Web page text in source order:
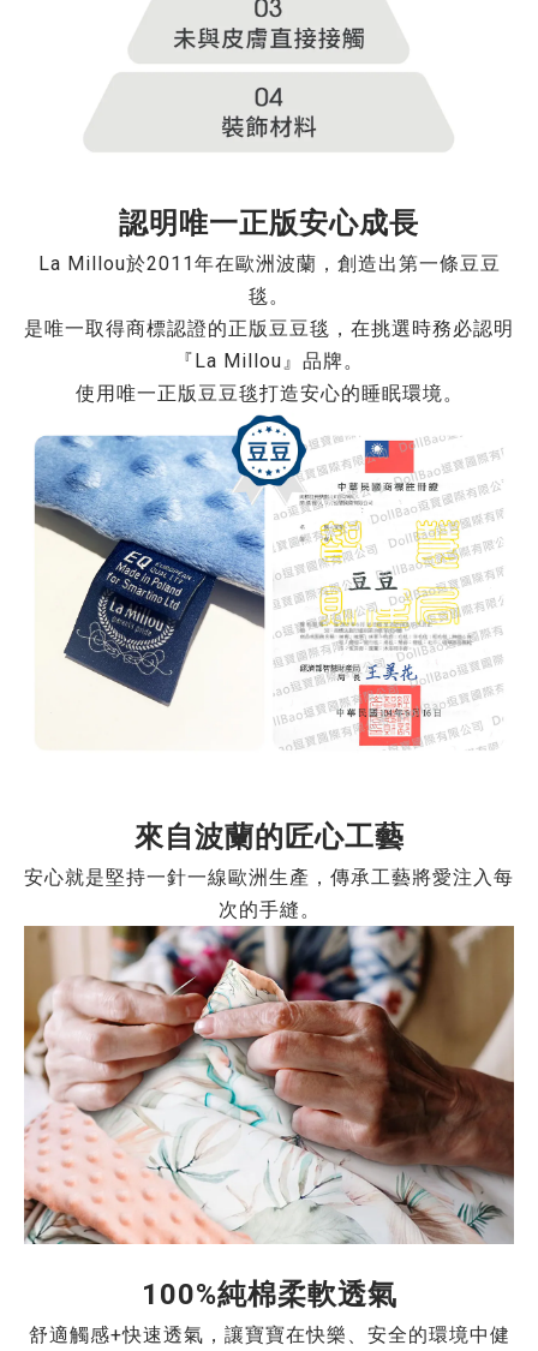
認明唯一正版安心成長
La Millou於2011年在歐洲波蘭，創造出第一條豆豆
毯。
是唯一取得商標認證的正版豆豆毯，在挑選時務必認明
『La Millou』品牌。
使用唯一正版豆豆毯打造安心的睡眠環境。
來自波蘭的匠心工藝
安心就是堅持一針一線歐洲生產，傳承工藝將愛注入每
次的手縫。
100%純棉柔軟透氣
舒適觸感+快速透氣，讓寶寶在快樂、安全的環境中健